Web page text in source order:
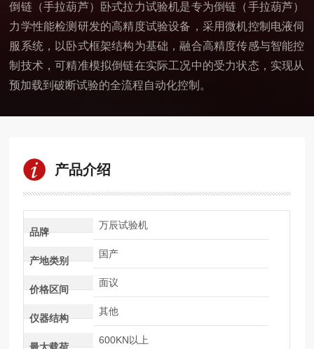
倒链（手拉葫芦）卧式拉力试验机是专为倒链（手拉葫芦）
力学性能检测研发的高精度试验设备，采用微机控制电液伺
服系统，以卧式框架结构为基础，融合高精度传感与智能控
制技术，可精准模拟倒链在实际工况中的受力状态，实现从
预加载到破断试验的全流程自动化控制。
产品介绍
品牌
万辰试验机
产地类别
国产
价格区间
面议
仪器结构
其他
600KN以上